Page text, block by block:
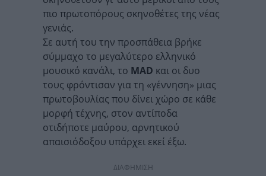
πιο πρωτοπόρους σκηνοθέτες της νέας
γενιάς.
Σε αυτή του την προσπάθεια βρήκε
σύμμαχο το μεγαλύτερο ελληνικό
μουσικό κανάλι, το MAD και οι δυο
τους φρόντισαν για τη «γέννηση» μιας
πρωτοβουλίας που δίνει χώρο σε κάθε
μορφή τέχνης, στον αντίποδα
οτιδήποτε μαύρου, αρνητικού
απαισιόδοξου υπάρχει εκεί έξω.
ΔΙΑΦΗΜΙΣΗ